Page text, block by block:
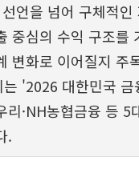
언을 넘어 구체적
중심의 수익 구조를
변화로 이어질지
'2026 대한민국
리·NH농협금융 등
.